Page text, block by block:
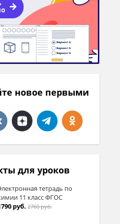
новое первыми
для уроков
тетрадь по
11 класс ФГОС
руб. 2760 руб.